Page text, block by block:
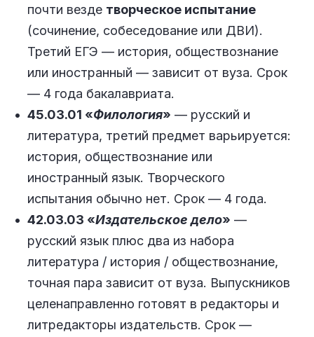
почти везде творческое испытание
(сочинение, собеседование или ДВИ).
Третий ЕГЭ — история, обществознание
или иностранный — зависит от вуза. Срок
— 4 года бакалавриата.
45.03.01 «Филология» — русский и
литература, третий предмет варьируется:
история, обществознание или
иностранный язык. Творческого
испытания обычно нет. Срок — 4 года.
42.03.03 «Издательское дело» —
русский язык плюс два из набора
литература / история / обществознание,
точная пара зависит от вуза. Выпускников
целенаправленно готовят в редакторы и
литредакторы издательств. Срок —